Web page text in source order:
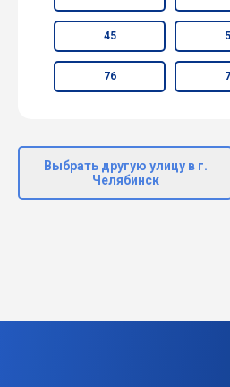
45
76
Выбрать другую улицу в г.
Челябинск